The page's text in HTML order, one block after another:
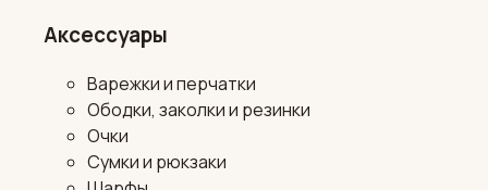
Аксессуары
Варежки и перчатки
Ободки, заколки и резинки
Очки
Сумки и рюкзаки